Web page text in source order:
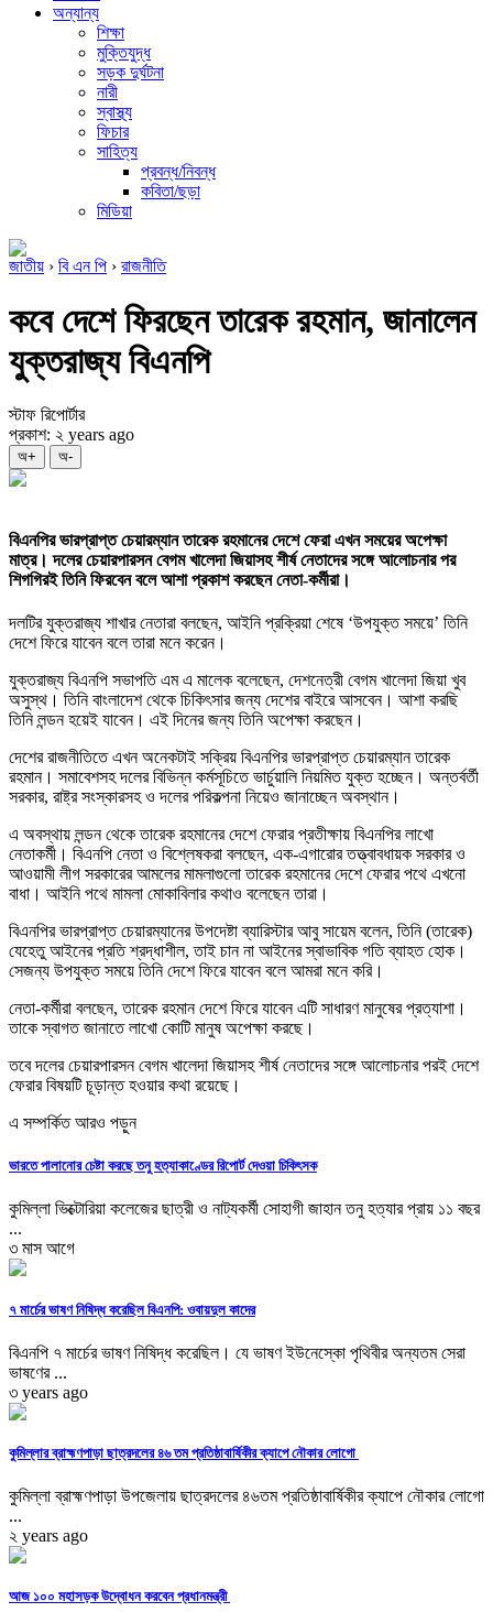
অন্যান্য
শিক্ষা
মুক্তিযুদ্ধ
সড়ক দুর্ঘটনা
নারী
স্বাস্থ্য
ফিচার
সাহিত্য
প্রবন্ধ/নিবন্ধ
কবিতা/ছড়া
মিডিয়া
জাতীয় › বি এন পি › রাজনীতি
কবে দেশে ফিরছেন তারেক রহমান, জানালেন
যুক্তরাজ্য বিএনপি
স্টাফ রিপোর্টার
প্রকাশ: ২ years ago
অ+ অ-
বিএনপির ভারপ্রাপ্ত চেয়ারম্যান তারেক রহমানের দেশে ফেরা এখন সময়ের অপেক্ষা
মাত্র। দলের চেয়ারপারসন বেগম খালেদা জিয়াসহ শীর্ষ নেতাদের সঙ্গে আলোচনার পর
শিগগিরই তিনি ফিরবেন বলে আশা প্রকাশ করছেন নেতা-কর্মীরা।
দলটির যুক্তরাজ্য শাখার নেতারা বলছেন, আইনি প্রক্রিয়া শেষে ‘উপযুক্ত সময়ে’ তিনি
দেশে ফিরে যাবেন বলে তারা মনে করেন।
যুক্তরাজ্য বিএনপি সভাপতি এম এ মালেক বলেছেন, দেশনেত্রী বেগম খালেদা জিয়া খুব
অসুস্থ। তিনি বাংলাদেশ থেকে চিকিৎসার জন্য দেশের বাইরে আসবেন। আশা করছি
তিনি লন্ডন হয়েই যাবেন। এই দিনের জন্য তিনি অপেক্ষা করছেন।
দেশের রাজনীতিতে এখন অনেকটাই সক্রিয় বিএনপির ভারপ্রাপ্ত চেয়ারম্যান তারেক
রহমান। সমাবেশসহ দলের বিভিন্ন কর্মসূচিতে ভার্চুয়ালি নিয়মিত যুক্ত হচ্ছেন। অন্তর্বর্তী
সরকার, রাষ্ট্র সংস্কারসহ ও দলের পরিকল্পনা নিয়েও জানাচ্ছেন অবস্থান।
এ অবস্থায় লন্ডন থেকে তারেক রহমানের দেশে ফেরার প্রতীক্ষায় বিএনপির লাখো
নেতাকর্মী। বিএনপি নেতা ও বিশ্লেষকরা বলছেন, এক-এগারোর তত্ত্বাবধায়ক সরকার ও
আওয়ামী লীগ সরকারের আমলের মামলাগুলো তারেক রহমানের দেশে ফেরার পথে এখনো
বাধা। আইনি পথে মামলা মোকাবিলার কথাও বলেছেন তারা।
বিএনপির ভারপ্রাপ্ত চেয়ারম্যানের উপদেষ্টা ব্যারিস্টার আবু সায়েম বলেন, তিনি (তারেক)
যেহেতু আইনের প্রতি শ্রদ্ধাশীল, তাই চান না আইনের স্বাভাবিক গতি ব্যাহত হোক।
সেজন্য উপযুক্ত সময়ে তিনি দেশে ফিরে যাবেন বলে আমরা মনে করি।
নেতা-কর্মীরা বলছেন, তারেক রহমান দেশে ফিরে যাবেন এটি সাধারণ মানুষের প্রত্যাশা।
তাকে স্বাগত জানাতে লাখো কোটি মানুষ অপেক্ষা করছে।
তবে দলের চেয়ারপারসন বেগম খালেদা জিয়াসহ শীর্ষ নেতাদের সঙ্গে আলোচনার পরই দেশে
ফেরার বিষয়টি চূড়ান্ত হওয়ার কথা রয়েছে।
এ সম্পর্কিত আরও পড়ুন
ভারতে পালানোর চেষ্টা করছে তনু হত্যাকাণ্ডের রিপোর্ট দেওয়া চিকিৎসক
কুমিল্লা ভিক্টোরিয়া কলেজের ছাত্রী ও নাট্যকর্মী সোহাগী জাহান তনু হত্যার প্রায় ১১ বছর
...
৩ মাস আগে
৭ মার্চের ভাষণ নিষিদ্ধ করেছিল বিএনপি: ওবায়দুল কাদের
বিএনপি ৭ মার্চের ভাষণ নিষিদ্ধ করেছিল। যে ভাষণ ইউনেস্কো পৃথিবীর অন্যতম সেরা
ভাষণের ...
৩ years ago
কুমিল্লার ব্রাহ্মণপাড়া ছাত্রদলের ৪৬ তম প্রতিষ্ঠাবার্ষিকীর ক্যাপে নৌকার লোগো
কুমিল্লা ব্রাহ্মণপাড়া উপজেলায় ছাত্রদলের ৪৬তম প্রতিষ্ঠাবার্ষিকীর ক্যাপে নৌকার লোগো
...
২ years ago
আজ ১০০ মহাসড়ক উদ্বোধন করবেন প্রধানমন্ত্রী